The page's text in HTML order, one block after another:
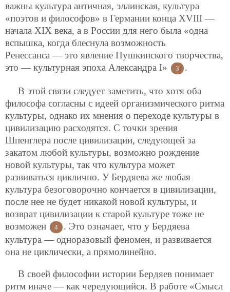
важны культура античная, эллинская, культура
«поэтов и философов» в Германии конца XVIII —
начала XIX века, а в России для него была «одна
вспышка, когда блеснула возможность
Ренессанса — это явление Пушкинского творчества,
это — культурная эпоха Александра I»
3 .
В этой связи следует заметить, что хотя оба
философа согласны с идеей организмического ритма
культуры, однако их мнения о переходе культуры в
цивилизацию расходятся. С точки зрения
Шпенглера после цивилизации, следующей за
закатом любой культуры, возможно рождение
новой культуры, так что культура может
развиваться циклично. У Бердяева же любая
культура безоговорочно кончается в цивилизации,
после нее не будет никакой новой культуры, и
возврат цивилизации к старой культуре тоже не
возможен
4
. Это означает, что у Бердяева
культура — одноразовый феномен, и развивается
она не циклически, а прямолинейно.
В своей философии истории Бердяев понимает
ритм иначе — как чередующийся. В работе «Смысл